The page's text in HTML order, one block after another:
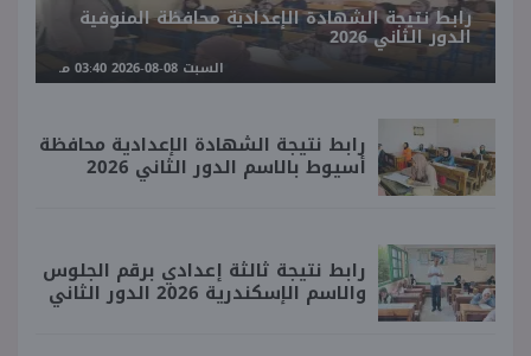
رابط نتيجة الشهادة الإعدادية محافظة المنوفية
الدور الثاني 2026
السبت 08-08-2026 03:40 مـ
رابط نتيجة الشهادة الإعدادية محافظة
أسيوط بالاسم الدور الثاني 2026
رابط نتيجة ثالثة إعدادي برقم الجلوس
والاسم الإسكندرية 2026 الدور الثاني